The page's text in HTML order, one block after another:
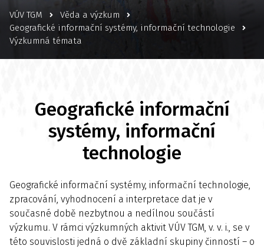
VÚV TGM
Věda a výzkum
Geografické informační systémy, informační technologie
Výzkumná témata
Geografické informační
systémy, informační
technologie
Geografické informační systémy, informační technologie,
zpracování, vyhodnocení a interpretace dat je v
současné době nezbytnou a nedílnou součástí
výzkumu. V rámci výzkumných aktivit VÚV TGM, v. v. i., se v
této souvislosti jedná o dvě základní skupiny činností – o